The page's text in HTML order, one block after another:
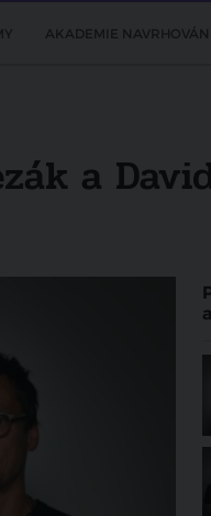
AKADEMIE NAVRHOVÁNÍ
a